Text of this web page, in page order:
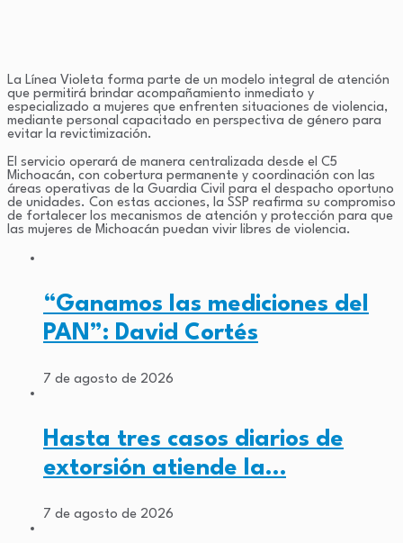
La Línea Violeta forma parte de un modelo integral de atención
que permitirá brindar acompañamiento inmediato y
especializado a mujeres que enfrenten situaciones de violencia,
mediante personal capacitado en perspectiva de género para
evitar la revictimización.
El servicio operará de manera centralizada desde el C5
Michoacán, con cobertura permanente y coordinación con las
áreas operativas de la Guardia Civil para el despacho oportuno
de unidades. Con estas acciones, la SSP reafirma su compromiso
de fortalecer los mecanismos de atención y protección para que
las mujeres de Michoacán puedan vivir libres de violencia.
“Ganamos las mediciones del
PAN”: David Cortés
7 de agosto de 2026
Hasta tres casos diarios de
extorsión atiende la…
7 de agosto de 2026